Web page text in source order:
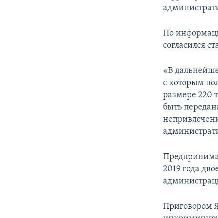
По
согласился
«В
с которым
размере 220
быть
2019 года
Приговором